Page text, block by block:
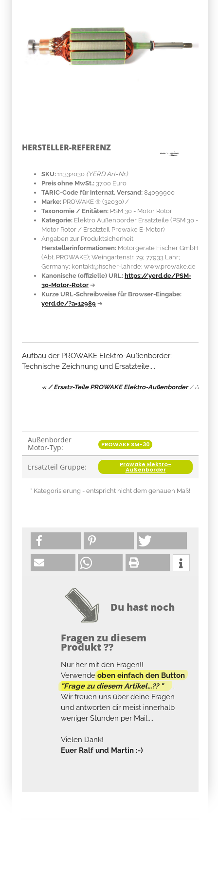
HERSTELLER-REFERENZ
SKU: 11332030 (YERD Art-Nr.)
Preis ohne MwSt.: 37.00 Euro
TARIC-Code für internat. Versand: 84099900
Marke: PROWAKE ® (32030) /
Taxonomie / Enitäten: PSM 30 - Motor Rotor
Kategorie: Elektro Außenborder Ersatzteile (PSM 30 -
Motor Rotor / Ersatzteil Prowake E-Motor)
Angaben zur Produktsicherheit
Herstellerinformationen: Motorgeräte Fischer GmbH
(Abt. PROWAKE); Weingartenstr. 79; 77933 Lahr;
Germany; kontakt@fischer-lahr.de; www.prowake.de
Kanonische (offizielle) URL: https://yerd.de/PSM-
30-Motor-Rotor ➔
Kurze URL-Schreibweise für Browser-Eingabe:
yerd.de/?a=12989 ➔
Aufbau der PROWAKE Elektro-Außenborder:
Technische Zeichnung und Ersatzteile....
« / Ersatz-Teile PROWAKE Elektro-Außenborder/∴
Produkteigenschaft
Wert
Außenborder
Motor-Typ:
PROWAKE SM-30
Ersatzteil Gruppe: Prowake Elektro-
Außenborder
* Kategorisierung - entspricht nicht dem genauen Maß!
Du hast noch
Fragen zu diesem
Produkt ??
Nur her mit den Fragen!!
Verwendeoben einfach den Button
"Frage zu diesem Artikel...?? "
.
Wir freuen uns über deine Fragen
und antworten dir meist innerhalb
weniger Stunden per Mail....
Vielen Dank!
Euer Ralf und Martin :-)